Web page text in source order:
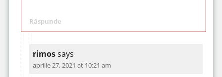
Răspunde
rimossays
aprilie 27, 2021 at 10:21 am